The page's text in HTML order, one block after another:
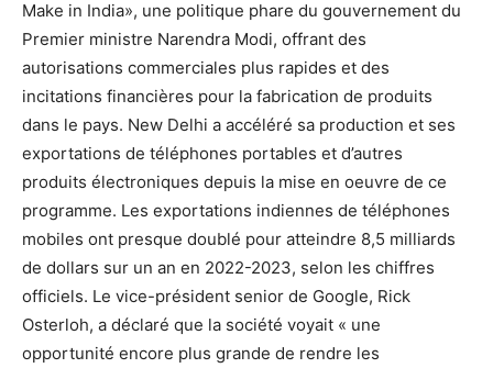
Make in India», une politique phare du gouvernement du
Premier ministre Narendra Modi, offrant des
autorisations commerciales plus rapides et des
incitations financières pour la fabrication de produits
dans le pays. New Delhi a accéléré sa production et ses
exportations de téléphones portables et d’autres
produits électroniques depuis la mise en oeuvre de ce
programme. Les exportations indiennes de téléphones
mobiles ont presque doublé pour atteindre 8,5 milliards
de dollars sur un an en 2022-2023, selon les chiffres
officiels. Le vice-président senior de Google, Rick
Osterloh, a déclaré que la société voyait « une
opportunité encore plus grande de rendre les